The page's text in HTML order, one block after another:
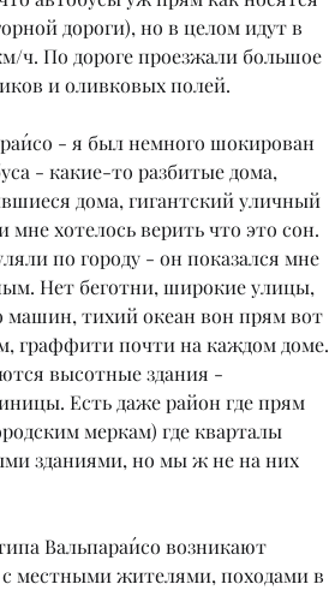
дороги), но в целом идут в
ч. По дороге проезжали большое
и оливковых полей.
- я был немного шокирован
- какие-то разбитые дома,
дома, гигантский уличный
мне хотелось верить что это сон.
по городу - он показался мне
Нет беготни, широкие улицы,
машин, тихий океан вон прям вот
граффити почти на каждом доме.
высотные здания -
Есть даже район где прям
меркам) где кварталы
зданиями, но мы ж не на них
Вальпараи́со возникают
местными жителями, походами в